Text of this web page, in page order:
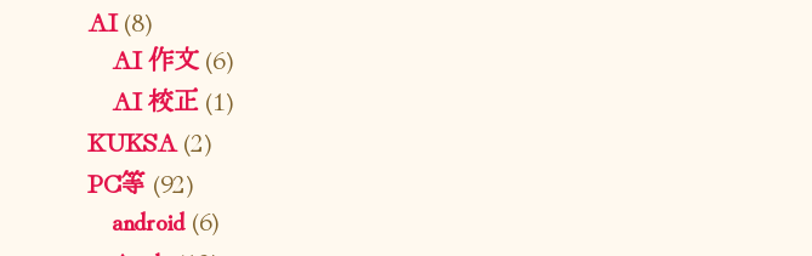
AI(8)
AI 作文(6)
AI 校正(1)
KUKSA(2)
PC等 (92)
android(6)